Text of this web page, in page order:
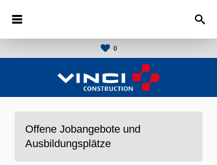
0
Offene Jobangebote und
Ausbildungsplätze